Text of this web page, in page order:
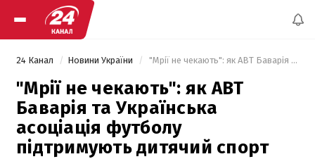
24 Канал Новини України "Мрії не чекають": як АВТ Баварія та Українська асоціація футболу підтримують дитячий спорт
"Мрії не чекають": як АВТ
Баварія та Українська
асоціація футболу
підтримують дитячий спорт